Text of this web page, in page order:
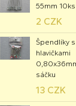
55mm
2 CZK
Špendlíky
hlavičkami
sáčku
13 CZK